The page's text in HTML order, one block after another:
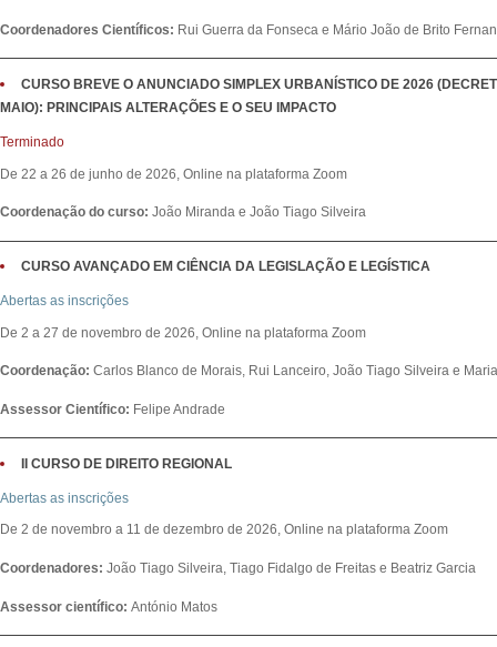
Coordenadores Científicos: Rui Guerra da Fonseca e Mário João de Brito
CURSO BREVE O ANUNCIADO SIMPLEX URBANÍSTICO DE 2026
MAIO): PRINCIPAIS ALTERAÇÕES E O SEU IMPACTO
Terminado
De 22 a 26 de junho de 2026, Online na plataforma Zoom
Coordenação do curso: João Miranda e João Tiago Silveira
CURSO AVANÇADO EM CIÊNCIA DA LEGISLAÇÃO E LEGÍSTICA
Abertas as inscrições
De 2 a 27 de novembro de 2026, Online na plataforma Zoom
Coordenação: Carlos Blanco de Morais, Rui Lanceiro, João Tiago Silveira e
Assessor Científico: Felipe Andrade
II CURSO DE DIREITO REGIONAL
Abertas as inscrições
De 2 de novembro a 11 de dezembro de 2026, Online na plataforma Zoom
Coordenadores: João Tiago Silveira, Tiago Fidalgo de Freitas e Beatriz Garcia
Assessor científico: António Matos